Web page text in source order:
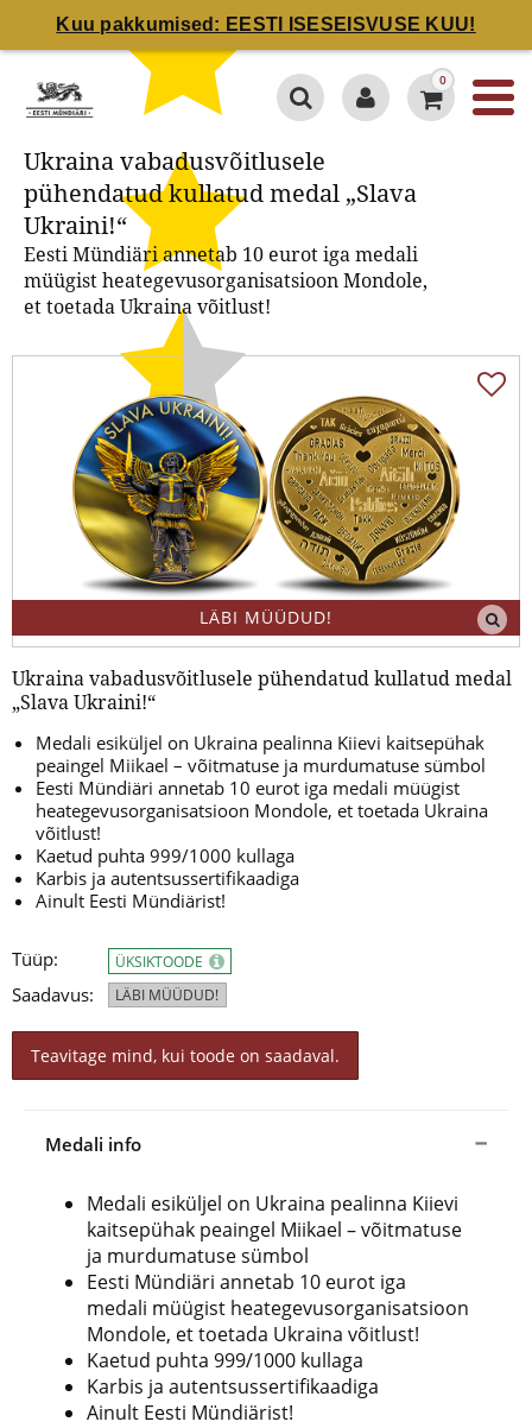
Kuu pakkumised: EESTI ISESEISVUSE KUU!
4.7 / 5
0
Ukraina vabadusvõitlusele
pühendatud kullatud medal „Slava
Ukraini!“
Eesti Mündiäri annetab 10 eurot iga medali
müügist heategevusorganisatsioon Mondole,
et toetada Ukraina võitlust!
LÄBI MÜÜDUD!
Ukraina vabadusvõitlusele pühendatud kullatud medal
„Slava Ukraini!“
Medali esiküljel on Ukraina pealinna Kiievi kaitsepühak
peaingel Miikael – võitmatuse ja murdumatuse sümbol
Eesti Mündiäri annetab 10 eurot iga medali müügist
heategevusorganisatsioon Mondole, et toetada Ukraina
võitlust!
Kaetud puhta 999/1000 kullaga
Karbis ja autentsussertifikaadiga
Ainult Eesti Mündiärist!
Tüüp:
Saadavus:
ÜKSIKTOODE
LÄBI MÜÜDUD!
Teavitage mind, kui toode on saadaval.
Medali info
Medali esiküljel on Ukraina pealinna Kiievi
kaitsepühak peaingel Miikael – võitmatuse
ja murdumatuse sümbol
Eesti Mündiäri annetab 10 eurot iga
medali müügist heategevusorganisatsioon
Mondole, et toetada Ukraina võitlust!
Kaetud puhta 999/1000 kullaga
Karbis ja autentsussertifikaadiga
Ainult Eesti Mündiärist!
Ukraina vabadusvõitlusele
pühendatud kullatud medal
„Slava Ukraini!“